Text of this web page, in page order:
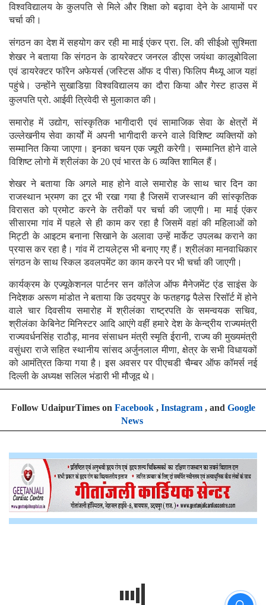
विश्वविद्यालय के कुलपति से मिले और शिक्षा को बढ़ावा देने के आयामों पर
चर्चा की।
संगठन का देश में सहयोग कर रही मा माई एंकर प्रा. लि. की सीईओ सुश्मिता
शेखर ने बताया कि संगठन के डायरेक्टर जनरल डीएस जयंथा कालूबोविला
एवं डायरेक्टर फॉरेन अफेयर्स (जस्टिस ऑफ द पीस) फिलिप मैथ्यू आज यहां
पहुंचे। उन्होंने सुखाडिय़ा विश्वविद्यालय का दौरा किया और गेस्ट हाउस में
कुलपति प्रो. आईवी त्रिवेदी से मुलाकात की।
समारोह में उद्योग, सांस्कृतिक भागीदारी एवं सामाजिक सेवा के क्षेत्रों में
उल्लेखनीय सेवा कार्यों में अपनी भागीदारी करने वाले विशिष्ट व्यक्तियों को
सम्मानित किया जाएगा। इनका चयन एक ज्यूरी करेगी। सम्मानित होने वाले
विशिष्ट लोगो में श्रीलंका के 20 एवं भारत के 6 व्यक्ति शामिल हैं।
शेखर ने बताया कि अगले माह होने वाले समारोह के साथ चार दिन का
राजस्थान भ्रमण का टूर भी रखा गया है जिसमें राजस्थान की सांस्कृतिक
विरासत को प्रमोट करने के तरीकों पर चर्चा की जाएगी। मा माई एंकर
सीसारमा गांव में पहले से ही काम कर रहा है जिसमें वहां की महिलाओं को
मिट्टी के आइटम बनाना सिखाने के अलावा उन्हें मार्केट उपलब्ध कराने का
प्रयास कर रहा है। गांव में टायलेट्स भी बनाए गए हैं। श्रीलंका मानवाधिकार
संगठन के साथ स्किल डवलपमेंट का काम करने पर भी चर्चा की जाएगी।
कार्यक्रम के एज्यूकेशनल पार्टनर सन कॉलेज ऑफ मैनेजमेंट एंड साइंस के
निदेशक अरूण मांडोत ने बताया कि उदयपुर के फतहगढ़ पैलेस रिसॉर्ट में होने
वाले चार दिवसीय समारोह में श्रीलंका राष्ट्रपति के समन्वयक सचिव,
श्रीलंका केबिनेट मिनिस्टर आदि आएंगे वहीं हमारे देश के केन्द्रीय राज्यमंत्री
राज्यवर्धनसिंह राठौड़, मानव संसाधन मंत्री स्मृति ईरानी, राज्य की मुख्यमंत्री
वसुंधरा राजे सहित स्थानीय सांसद अर्जुनलाल मीणा, क्षेत्र के सभी विधायकों
को आमंत्रित किया गया है। इस अवसर पर पीएचडी चैम्बर ऑफ कॉमर्स नई
दिल्ली के अध्यक्ष सलिल भंडारी भी मौजूद थे।
Follow UdaipurTimes on Facebook, Instagram, and Google
News